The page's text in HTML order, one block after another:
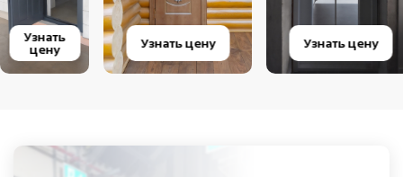
Узнать
цену
Узнать цену Узнать цену